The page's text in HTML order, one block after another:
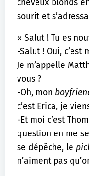
cheveux blonds
sourit et
« Salut ! Tu es
-Salut ! Oui, c’est
Je m’appelle
vous ?
-Oh, mon
c’est Erica, je
-Et moi c’est
question en me
se dépêche, le
n’aiment pas